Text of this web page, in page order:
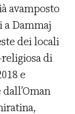
avamposto
Dammaj
dei locali
di
e